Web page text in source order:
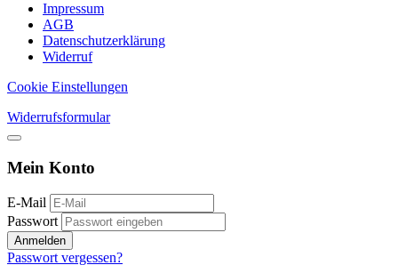
Impressum
AGB
Datenschutzerklärung
Widerruf
Cookie Einstellungen
Widerrufsformular
Mein Konto
E-Mail
Passwort
Anmelden
Passwort vergessen?